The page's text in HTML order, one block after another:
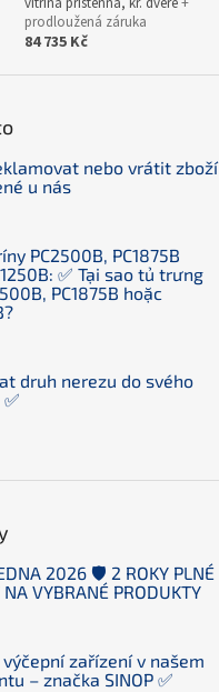
prodloužená záruka
84 735 Kč
nebo vrátit zboží
u nás
PC2500B, PC1875B
✅ Tại sao tủ trưng
PC1875B hoặc
druh nerezu do svého
2026 🛡️ 2 ROKY PLNÉ
VYBRANÉ PRODUKTY
výčepní zařízení v našem
– značka SINOP ✅